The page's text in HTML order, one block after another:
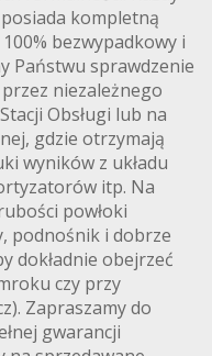
kompletną
bezwypadkowy i
Państwu sprawdzenie
niezależnego
Obsługi lub na
gdzie otrzymają
wyników z układu
itp. Na
powłoki
podnośnik i dobrze
dokładnie obejrzeć
czy przy
Zapraszamy do
gwarancji